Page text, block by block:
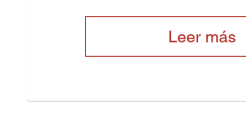
Leer más